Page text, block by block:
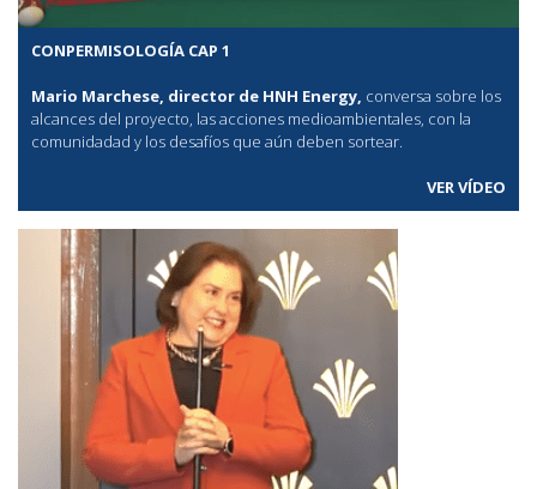
CONPERMISOLOGÍA CAP 1
Mario Marchese, director de HNH Energy, conversa sobre los
alcances del proyecto, las acciones medioambientales, con la
comunidadad y los desafíos que aún deben sortear.
VER VÍDEO